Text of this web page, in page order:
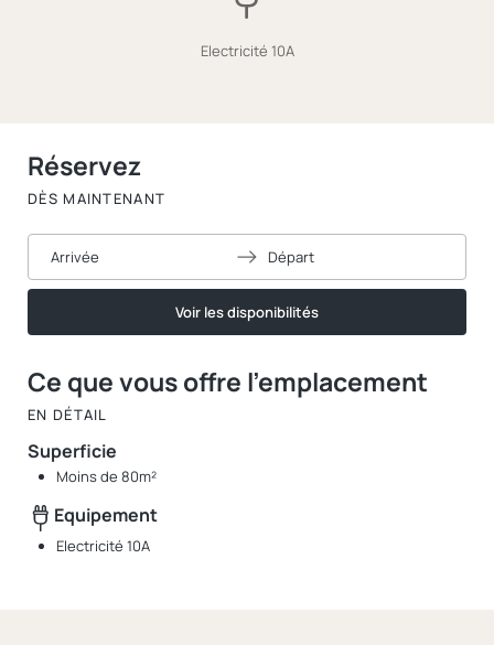
Electricité 10A
Ce que vous offre l'emplacement
EN DÉTAIL
Superficie
Moins de 80m²
Equipement
Electricité 10A
Réservez
DÈS MAINTENANT
Arrivée Départ
Voir les disponibilités